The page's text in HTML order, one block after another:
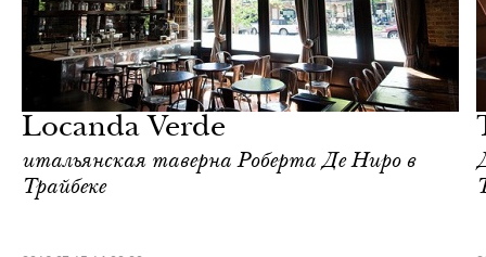
Locanda Verde
итальянская таверна Роберта Де Ниро в
Трайбеке
Йорк